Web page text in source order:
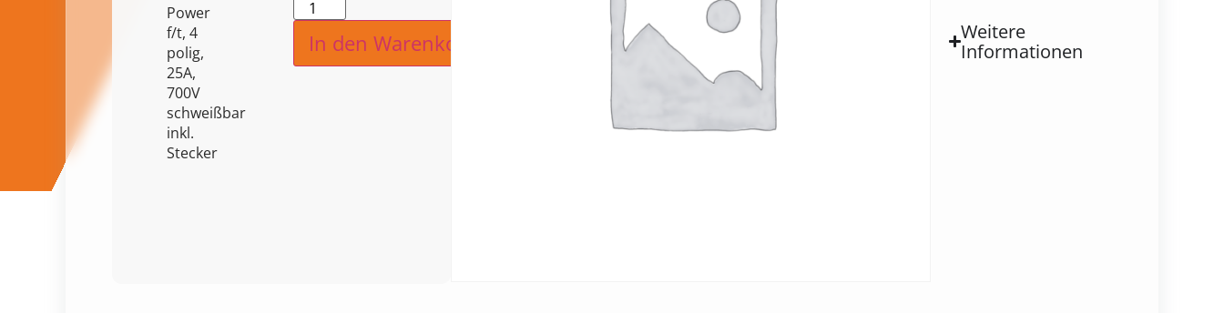
Power
f/t, 4
polig,
25A,
700V
schweißbar
inkl.
Stecker
In den Warenkorb
Weitere
Informationen